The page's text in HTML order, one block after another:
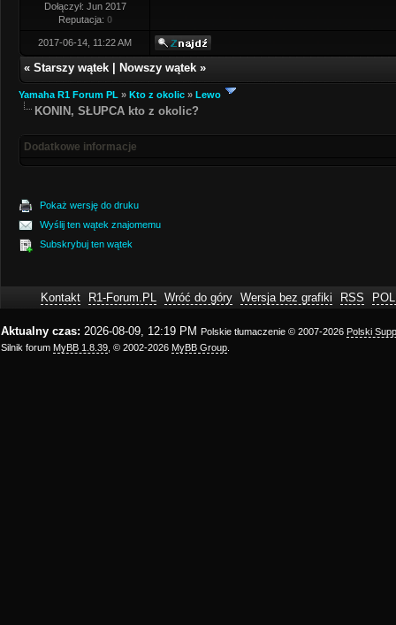
Dołączył: Jun 2017
Reputacja: 0
2017-06-14, 11:22 AM
« Starszy wątek Nowszy wątek »
Yamaha R1 Forum PL » Kto z okolic » Lewo
KONIN, SŁUPCA kto z okolic?
Dodatkowe informacje
Pokaż wersję do druku
Wyślij ten wątek znajomemu
Subskrybuj ten wątek
Kontakt R1-Forum.PL Wróć do góry Wersja bez grafiki RSS
Aktualny czas: 2026-08-09, 12:19 PM Polskie tłumaczenie © 2007-2026 Polski
Silnik forum MyBB 1.8.39 , © 2002-2026 MyBB Group